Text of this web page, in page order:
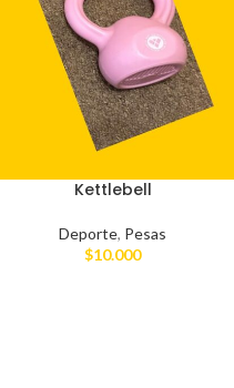
Kettlebell
Deporte, Pesas
$10.000